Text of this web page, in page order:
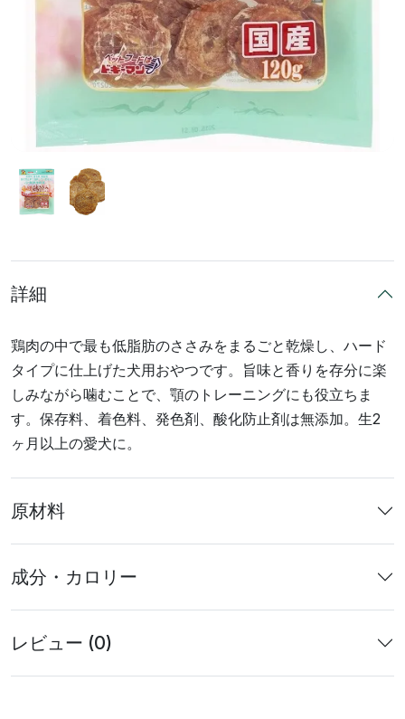
詳細
鶏肉の中で最も低脂肪のささみをまるごと乾燥し、ハード
タイプに仕上げた犬用おやつです。旨味と香りを存分に楽
しみながら噛むことで、顎のトレーニングにも役立ちま
す。保存料、着色料、発色剤、酸化防止剤は無添加。生2
ヶ月以上の愛犬に。
原材料
成分・カロリー
レビュー (0)